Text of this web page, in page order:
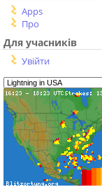
Apps
Про
Для учасників
Увійти